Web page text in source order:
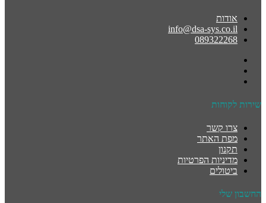
אודות
info@dsa-sys.co.il
089322268
שירות לקוחות
צרו קשר
מפת האתר
תקנון
מדיניות הפרטיות
ביטולים
החשבון שלי